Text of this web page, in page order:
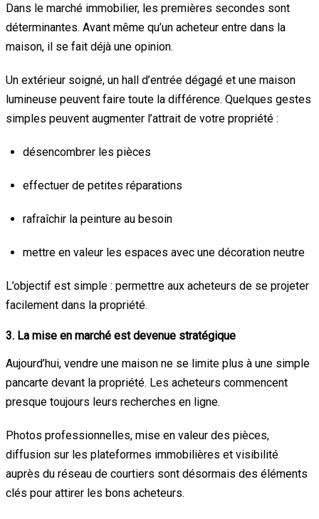
Dans le marché immobilier, les premières secondes sont
déterminantes. Avant même qu’un acheteur entre dans la
maison, il se fait déjà une opinion.
Un extérieur soigné, un hall d’entrée dégagé et une maison
lumineuse peuvent faire toute la différence. Quelques gestes
simples peuvent augmenter l’attrait de votre propriété :
désencombrer les pièces
effectuer de petites réparations
rafraîchir la peinture au besoin
mettre en valeur les espaces avec une décoration neutre
L’objectif est simple : permettre aux acheteurs de se projeter
facilement dans la propriété.
3. La mise en marché est devenue stratégique
Aujourd’hui, vendre une maison ne se limite plus à une simple
pancarte devant la propriété. Les acheteurs commencent
presque toujours leurs recherches en ligne.
Photos professionnelles, mise en valeur des pièces,
diffusion sur les plateformes immobilières et visibilité
auprès du réseau de courtiers sont désormais des éléments
clés pour attirer les bons acheteurs.